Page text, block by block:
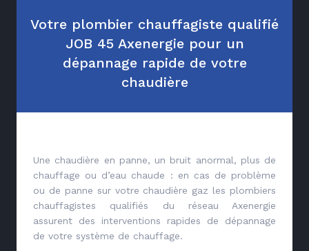
Votre plombier chauffagiste qualifié
JOB 45 Axenergie pour un
dépannage rapide de votre
chaudière
Une chaudière en panne, un bruit anormal, plus de
chauffage ou d’eau chaude : en cas de problème
ou de panne sur votre chaudière gaz les plombiers
chauffagistes qualifiés du réseau Axenergie
assurent des interventions rapides de dépannage
de votre système de chauffage.